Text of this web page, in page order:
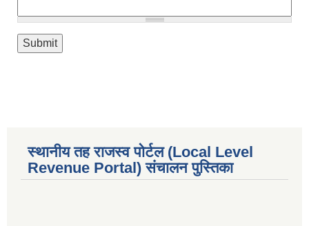
स्थानीय तह राजस्व पोर्टल (Local Level
Revenue Portal) संचालन पुस्तिका